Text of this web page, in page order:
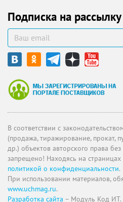
Подписка на рассылку
В соответствии с
(продажа, тиражирование, прокат,
др.) объектов авторского права
запрещено! Находясь на страницах
политикой о конфиденциальности.
При использовании материалов,
www.uchmag.ru.
Разработка сайта – Модуль Код ИТ.